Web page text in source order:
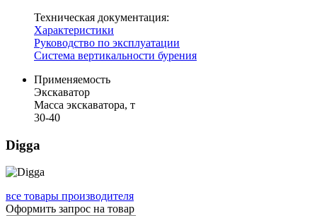
Техническая документация:
Характеристики
Руководство по эксплуатации
Система вертикальности бурения
Применяемость
Экскаватор
Масса экскаватора, т
30-40
Digga
все товары производителя
Оформить запрос на товар